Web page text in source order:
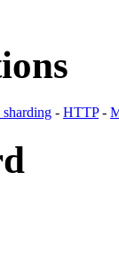
sharding - HTTP-